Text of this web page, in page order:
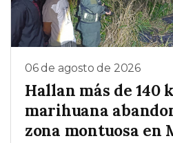
06 de agosto de 2026
Hallan más de 140
marihuana
zona montuosa en